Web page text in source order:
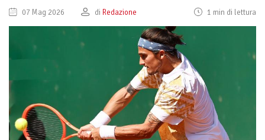
07 Mag 2026 di Redazione 1 min di lettura